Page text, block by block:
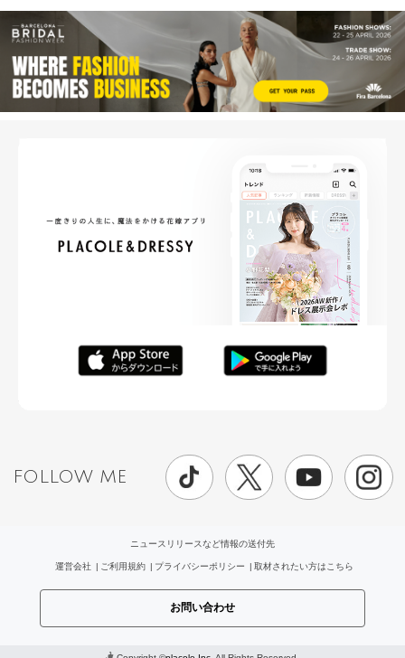
FOLLOW ME
ニュースリリースなど情報の送付先
運営会社 ご利用規約 プライバシーポリシー 取材されたい方はこちら
お問い合わせ